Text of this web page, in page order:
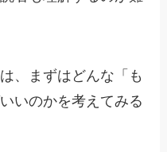
、まずはどんな「も
いのかを考えてみる